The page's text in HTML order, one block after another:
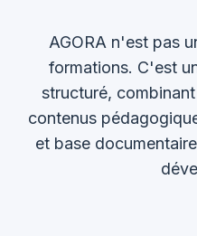
AGORA n'est pas
formations. C'est
structuré,
contenus
et base